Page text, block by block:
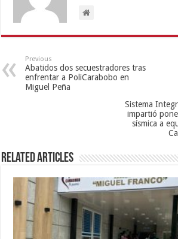
Previous
Abatidos dos secuestradores tras
enfrentar a PoliCarabobo en
Miguel Peña
Sistema
impartió
sísmica a
Related Articles